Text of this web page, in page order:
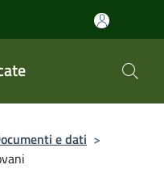
e dati >